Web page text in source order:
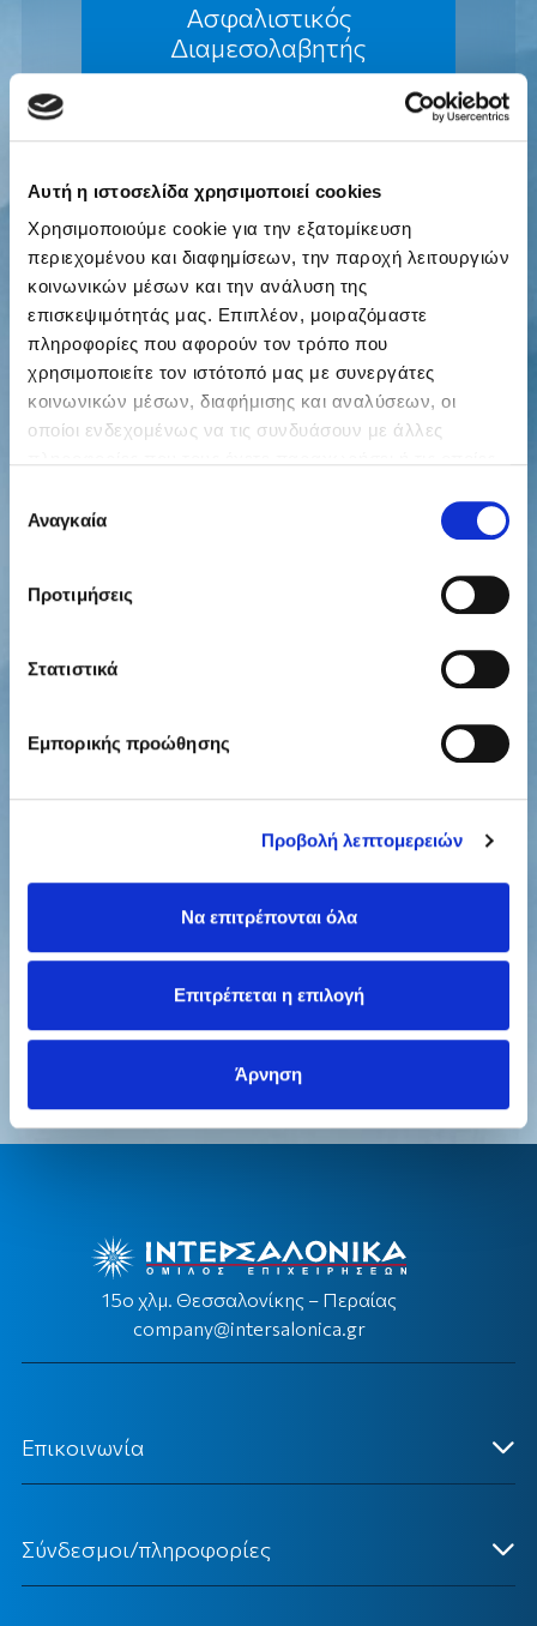
Αυτή η ιστοσελίδα χρησιμοποιεί cookies
Χρησιμοποιούμε cookie για την εξατομίκευση
περιεχομένου και διαφημίσεων, την παροχή λειτουργιών
κοινωνικών μέσων και την ανάλυση της
επισκεψιμότητάς μας. Επιπλέον, μοιραζόμαστε
πληροφορίες που αφορούν τον τρόπο που
χρησιμοποιείτε τον ιστότοπό μας με συνεργάτες
κοινωνικών μέσων, διαφήμισης και αναλύσεων, οι
οποίοι ενδεχομένως να τις συνδυάσουν με άλλες
των υπηρεσιών τους.
συγκατάθεσης
Αναγκαία
Προτιμήσεις
Στατιστικά
Εμπορικής προώθησης
Προβολή λεπτομερειών
Να επιτρέπονται όλα
Επιτρέπεται η επιλογή
Άρνηση
Ασφαλιστικός
Διαμεσολαβητής
15ο χλμ. Θεσσαλονίκης – Περαίας
company@intersalonica.gr
Επικοινωνία
Σύνδεσμοι/πληροφορίες